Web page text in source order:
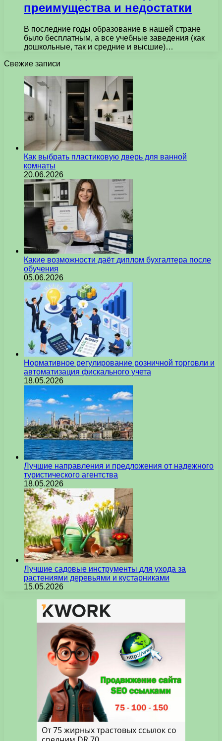
преимущества и недостатки
В последние годы образование в нашей стране
было бесплатным, а все учебные заведения (как
дошкольные, так и средние и высшие)…
Свежие записи
Как выбрать пластиковую дверь для ванной
комнаты
20.06.2026
Какие возможности даёт диплом бухгалтера после
обучения
05.06.2026
Нормативное регулирование розничной торговли и
автоматизация фискального учета
18.05.2026
Лучшие направления и предложения от надежного
туристического агентства
18.05.2026
Лучшие садовые инструменты для ухода за
растениями деревьями и кустарниками
15.05.2026